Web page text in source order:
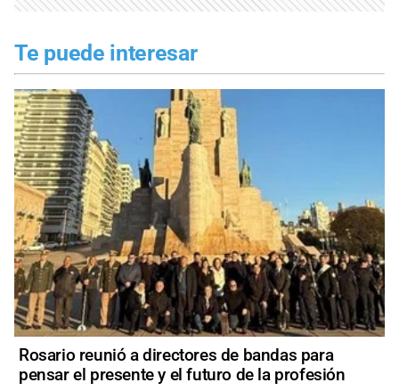
Te puede interesar
Rosario reunió a directores de bandas para
pensar el presente y el futuro de la profesión